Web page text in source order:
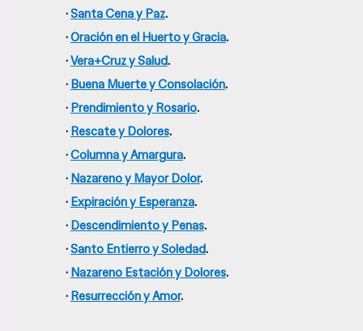
·Santa Cena y Paz.
·Oración en el Huerto y Gracia.
·Vera+Cruz y Salud.
· Buena Muerte y Consolación.
· Prendimiento y Rosario.
· Rescate y Dolores.
·Columna y Amargura.
· Nazareno y Mayor Dolor.
· Expiración y Esperanza.
· Descendimiento y Penas.
·Santo Entierro y Soledad.
· Nazareno Estación y Dolores.
· Resurrección y Amor.